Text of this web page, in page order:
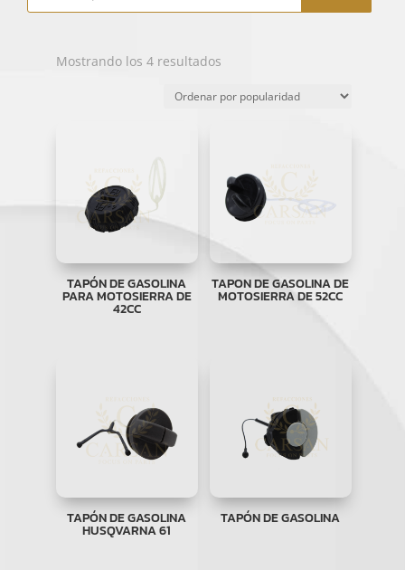
productos
Mostrando los 4 resultadosOrdenado
popularidad
TAPÓN DE GASOLINA
PARA MOTOSIERRA DE
42CC
TAPON DE GASOLINA DE
MOTOSIERRA DE 52CC
TAPÓN DE GASOLINA
HUSQVARNA 61
TAPÓN DE GASOLINA